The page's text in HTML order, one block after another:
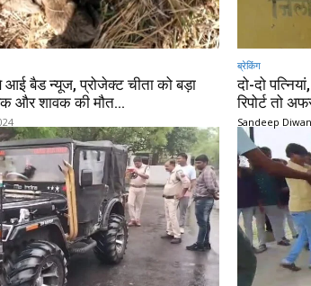
बैड न्यूज, प्रोजेक्ट चीता को बड़ा
और शावक की मौत…
ब्रेकिंग
दो-दो
रिपोर्ट तो
Sandeep Diwan